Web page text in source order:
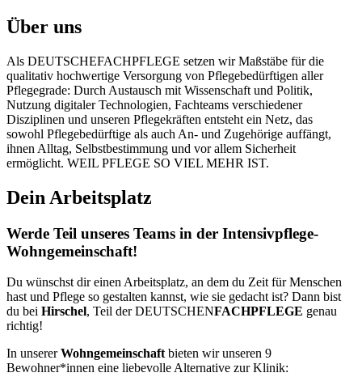
Über uns
Als DEUTSCHEFACHPFLEGE setzen wir Maßstäbe für die
qualitativ hochwertige Versorgung von Pflegebedürftigen aller
Pflegegrade: Durch Austausch mit Wissenschaft und Politik,
Nutzung digitaler Technologien, Fachteams verschiedener
Disziplinen und unseren Pflegekräften entsteht ein Netz, das
sowohl Pflegebedürftige als auch An- und Zugehörige auffängt,
ihnen Alltag, Selbstbestimmung und vor allem Sicherheit
ermöglicht. WEIL PFLEGE SO VIEL MEHR IST.
Dein Arbeitsplatz
Werde Teil unseres Teams in der Intensivpflege-
Wohngemeinschaft!
Du wünschst dir einen Arbeitsplatz, an dem du Zeit für Menschen
hast und Pflege so gestalten kannst, wie sie gedacht ist? Dann bist
du bei Hirschel, Teil der DEUTSCHENFACHPFLEGE genau
richtig!
In unsererWohngemeinschaft bieten wir unseren 9
Bewohner*innen eine liebevolle Alternative zur Klinik: